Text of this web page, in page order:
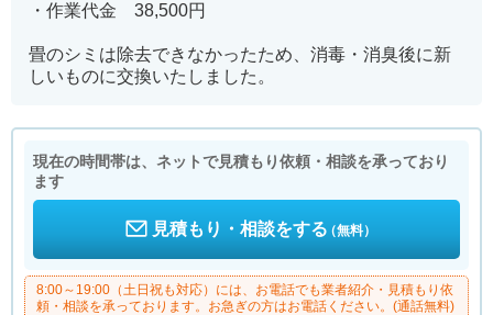
・作業代金 38,500円
畳のシミは除去できなかったため、消毒・消臭後に新
しいものに交換いたしました。
現在の時間帯は、ネットで見積もり依頼・相談を承っており
ます
見積もり・相談をする（無料）
8:00～19:00（土日祝も対応）には、お電話でも業者紹介・見積もり依
頼・相談を承っております。お急ぎの方はお電話ください。(通話無料)